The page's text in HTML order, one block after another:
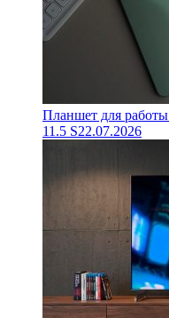
Планшет для
11.5 S22.07.2026